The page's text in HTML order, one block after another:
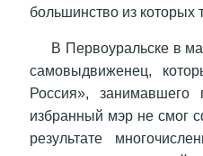
большинство из
В Первоуральске в
самовыдвиженец,
Россия»,
избранный мэр не смог
результате